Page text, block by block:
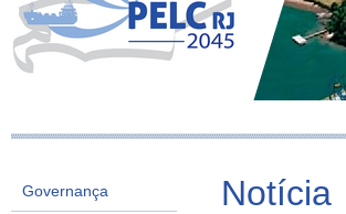
Governança Notícia